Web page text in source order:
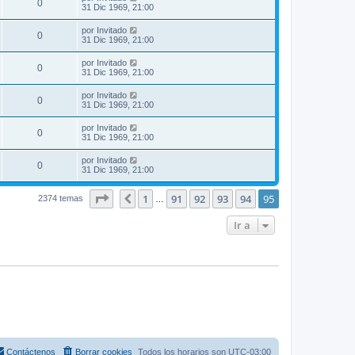
0
31 Dic 1969, 21:00
0 por Invitado
31 Dic 1969, 21:00
0 por Invitado
31 Dic 1969, 21:00
0 por Invitado
31 Dic 1969, 21:00
0 por Invitado
31 Dic 1969, 21:00
0 por Invitado
31 Dic 1969, 21:00
2374 temas Página95de95
Anterior
1 91 92 93 94 95
Ir a
Todos los horarios son UTC-03:00
Borrar cookies
Contáctenos